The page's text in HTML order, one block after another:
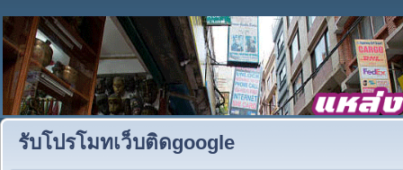
รับโปรโมทเว็บติดgoogle